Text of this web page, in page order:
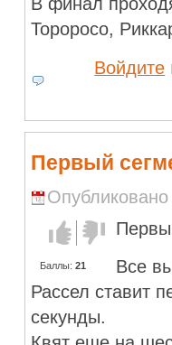
Тороросо,
Войдите
Первый
Голос за!Голос
против!
Баллы: 21
Все
Рассел ставит
секунды.